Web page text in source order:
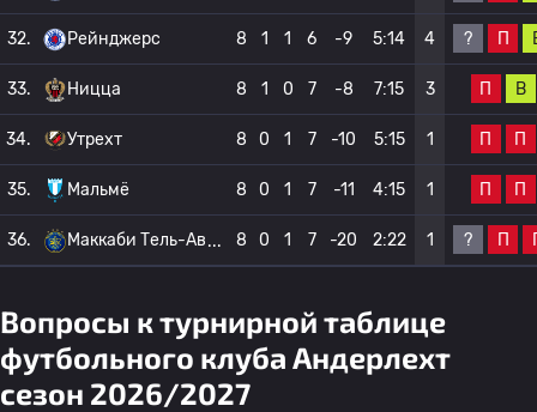
32. Рейнджерс 8 1 1 6 -9 5:14 4 ? П
33. Ницца 8 1 0 7 -8 7:15 3 П В
34. Утрехт 8 0 1 7 -10 5:15 1 П П
35. Мальмё 8 0 1 7 -11 4:15 1 П П
36. Маккаби Тель-Ав 8 0 1 7 -20 2:22 1 ? П
Вопросы к турнирной таблице
футбольного клуба Андерлехт
сезон 2026/2027